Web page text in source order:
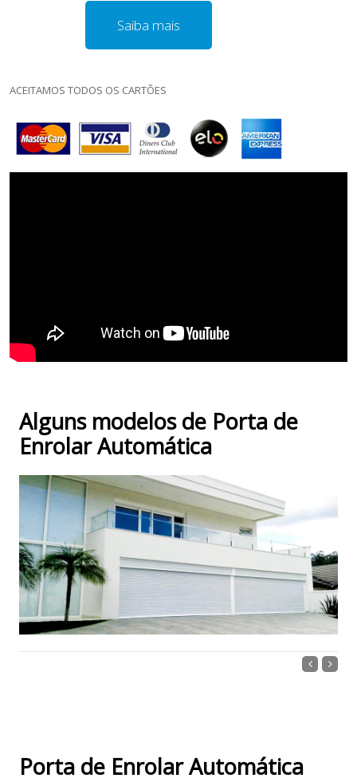
Saiba mais
ACEITAMOS TODOS OS CARTÕES
Alguns modelos de Porta de
Enrolar Automática
Porta de Enrolar Automática